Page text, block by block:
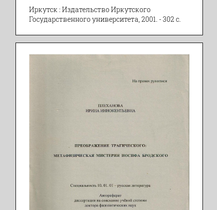
Иркутск : Издательство Иркутского
Государственного университета, 2001. - 302 с.